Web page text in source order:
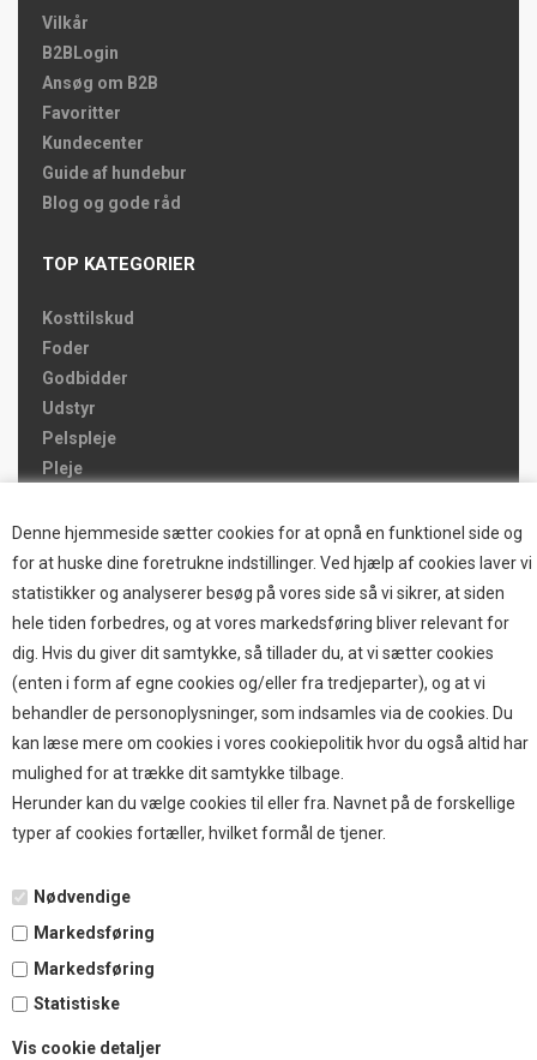
Denne hjemmeside sætter cookies for at opnå en funktionel side og
for at huske dine foretrukne indstillinger. Ved hjælp af cookies laver vi
statistikker og analyserer besøg på vores side så vi sikrer, at siden
hele tiden forbedres, og at vores markedsføring bliver relevant for
dig. Hvis du giver dit samtykke, så tillader du, at vi sætter cookies
(enten i form af egne cookies og/eller fra tredjeparter), og at vi
behandler de personoplysninger, som indsamles via de cookies. Du
kan læse mere om cookies i vores cookiepolitik hvor du også altid har
mulighed for at trække dit samtykke tilbage.
Herunder kan du vælge cookies til eller fra. Navnet på de forskellige
typer af cookies fortæller, hvilket formål de tjener.
Nødvendige
Markedsføring
Markedsføring
Statistiske
Vis cookie detaljer
Vilkår
B2BLogin
Ansøg om B2B
Favoritter
Kundecenter
Guide af hundebur
Blog og gode råd
TOP KATEGORIER
Kosttilskud
Foder
Godbidder
Udstyr
Pelspleje
Pleje
Brands
TOP BRANDS
HOKAMIX
HVALPESTART RAIZUP
Thule hundbure
GRAU
STARMARK
VARIOCAGE-MIMSAFE
TILMELD NYHEDSBREV
og nyheder i shoppen. Du kan til en hver tid afmelde igen.